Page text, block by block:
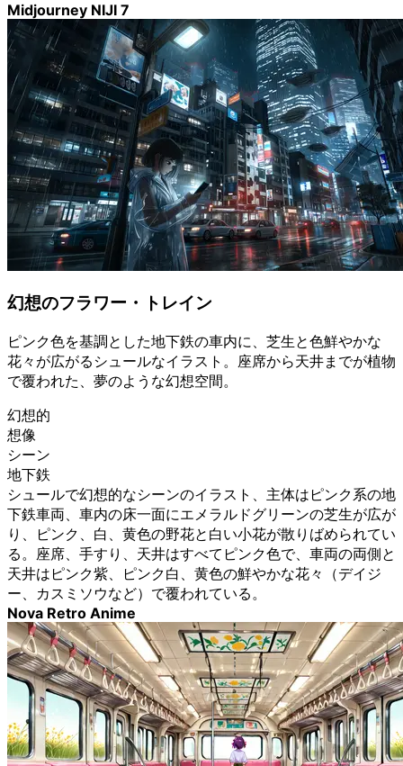
Midjourney NIJI 7
幻想のフラワー・トレイン
ピンク色を基調とした地下鉄の車内に、芝生と色鮮やかな
花々が広がるシュールなイラスト。座席から天井までが植物
で覆われた、夢のような幻想空間。
幻想的
想像
シーン
地下鉄
シュールで幻想的なシーンのイラスト、主体はピンク系の地
下鉄車両、車内の床一面にエメラルドグリーンの芝生が広が
り、ピンク、白、黄色の野花と白い小花が散りばめられてい
る。座席、手すり、天井はすべてピンク色で、車両の両側と
天井はピンク紫、ピンク白、黄色の鮮やかな花々（デイジ
ー、カスミソウなど）で覆われている。
Nova Retro Anime